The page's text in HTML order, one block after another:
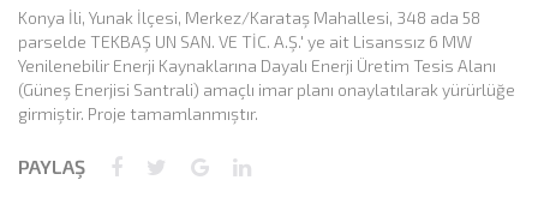
Konya İli, Yunak İlçesi, Merkez/Karataş Mahallesi, 348 ada 58
parselde TEKBAŞ UN SAN. VE TİC. A.Ş.' ye ait Lisanssız 6 MW
Yenilenebilir Enerji Kaynaklarına Dayalı Enerji Üretim Tesis Alanı
(Güneş Enerjisi Santrali) amaçlı imar planı onaylatılarak yürürlüğe
girmiştir. Proje tamamlanmıştır.
PAYLAŞ